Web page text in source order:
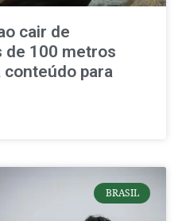
cair de
de 100 metros
para
BRASIL